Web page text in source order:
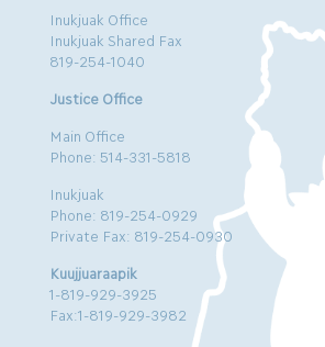
Inukjuak Office
Inukjuak Shared Fax
819-254-1040
Justice Office
Main Office
Phone: 514-331-5818
Inukjuak
Phone: 819-254-0929
Private Fax: 819-254-0930
Kuujjuaraapik
1-819-929-3925
Fax:1-819-929-3982